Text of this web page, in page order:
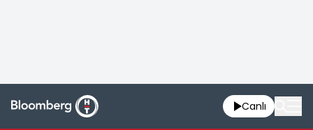
Canlı